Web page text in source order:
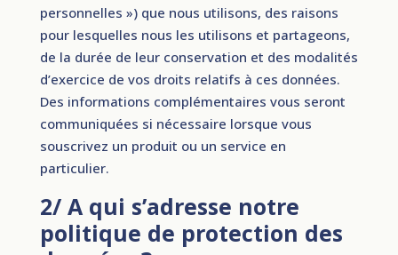
personnelles ») que nous utilisons, des raisons
pour lesquelles nous les utilisons et partageons,
de la durée de leur conservation et des modalités
d’exercice de vos droits relatifs à ces données.
Des informations complémentaires vous seront
communiquées si nécessaire lorsque vous
souscrivez un produit ou un service en
particulier.
2/ A qui s’adresse notre
politique de protection des